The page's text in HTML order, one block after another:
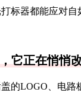
标器都能应对自
它正在悄悄
盖的LOGO、电路